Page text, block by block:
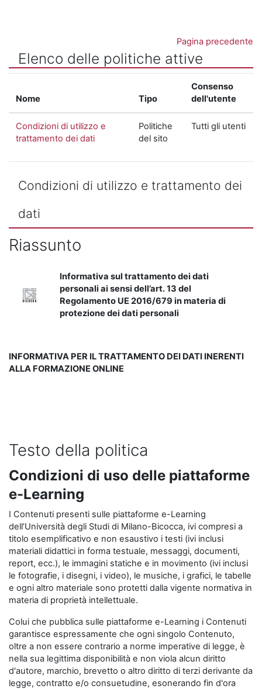
Pagina precedente
Elenco delle politiche attive
Nome Tipo
Consenso
dell'utente
Condizioni di utilizzo e
trattamento dei dati
Politiche
del sito
Tutti gli utenti
Condizioni di utilizzo e trattamento dei
dati
Riassunto
Informativa sul trattamento dei dati
personali ai sensi dell’art. 13 del
Regolamento UE 2016/679 in materia di
protezione dei dati personali
INFORMATIVA PER IL TRATTAMENTO DEI DATI INERENTI
ALLA FORMAZIONE ONLINE
Testo della politica
Condizioni di uso delle piattaforme
e-Learning
I Contenuti presenti sulle piattaforme e-Learning
dell’Università degli Studi di Milano-Bicocca, ivi compresi a
titolo esemplificativo e non esaustivo i testi (ivi inclusi
materiali didattici in forma testuale, messaggi, documenti,
report, ecc.), le immagini statiche e in movimento (ivi inclusi
le fotografie, i disegni, i video), le musiche, i grafici, le tabelle
e ogni altro materiale sono protetti dalla vigente normativa in
materia di proprietà intellettuale.
Colui che pubblica sulle piattaforme e-Learning i Contenuti
garantisce espressamente che ogni singolo Contenuto,
oltre a non essere contrario a norme imperative di legge, è
nella sua legittima disponibilità e non viola alcun diritto
d'autore, marchio, brevetto o altro diritto di terzi derivante da
legge, contratto e/o consuetudine, esonerando fin d'ora